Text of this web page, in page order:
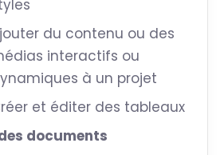
du contenu ou des
interactifs ou
à un projet
et éditer des tableaux
documents